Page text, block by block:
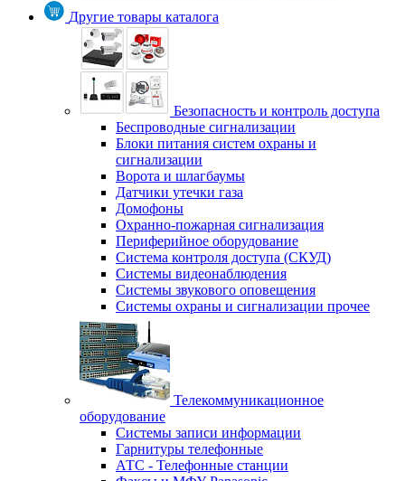
Другие товары каталога
Безопасность и контроль доступа
Беспроводные сигнализации
Блоки питания систем охраны и
сигнализации
Ворота и шлагбаумы
Датчики утечки газа
Домофоны
Охранно-пожарная сигнализация
Периферийное оборудование
Система контроля доступа (СКУД)
Системы видеонаблюдения
Системы звукового оповещения
Системы охраны и сигнализации прочее
Телекоммуникационное
оборудование
Системы записи информации
Гарнитуры телефонные
АТС - Телефонные станции